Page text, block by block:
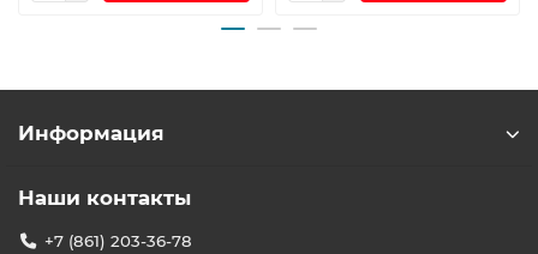
Информация
Наши контакты
+7 (861) 203-36-78